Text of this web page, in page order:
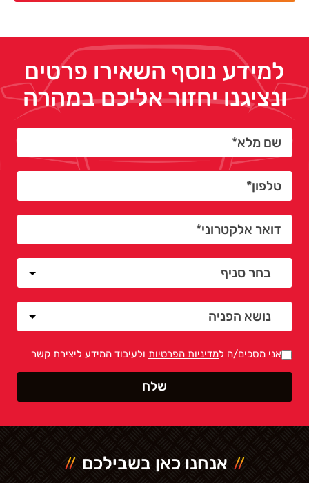
למידע נוסף השאירו פרטים
ונציגנו יחזור אליכם במהרה
אני מסכים/ה למדיניות הפרטיות ולעיבוד המידע ליצירת קשר
אנחנו כאן בשבילכם